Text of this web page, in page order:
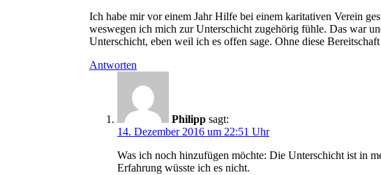
Ich habe mir vor einem Jahr Hilfe bei einem karitativen Verein
weswegen ich mich zur Unterschicht zugehörig fühle. Das war
Unterschicht, eben weil ich es offen sage. Ohne diese
Antworten
Philipp sagt:
14. Dezember 2016 um 22:51 Uhr
Was ich noch hinzufügen möchte: Die Unterschicht ist in
Erfahrung wüsste ich es nicht.